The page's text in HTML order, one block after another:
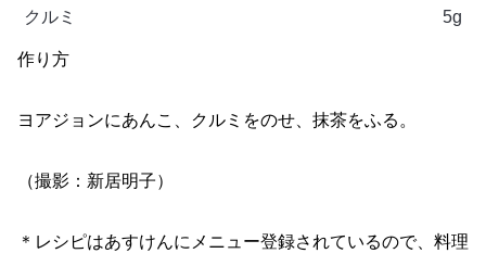
クルミ 5g
作り方
ヨアジョンにあんこ、クルミをのせ、抹茶をふる。
（撮影：新居明子）
＊レシピはあすけんにメニュー登録されているので、料理